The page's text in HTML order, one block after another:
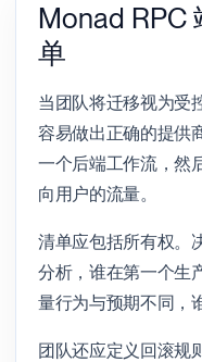
Monad RPC
单
当团队将迁移视为受
容易做出正确的提供
一个后端工作流，然
向用户的流量。
清单应包括所有权。
分析，谁在第一个生
量行为与预期不同，
团队还应定义回滚规